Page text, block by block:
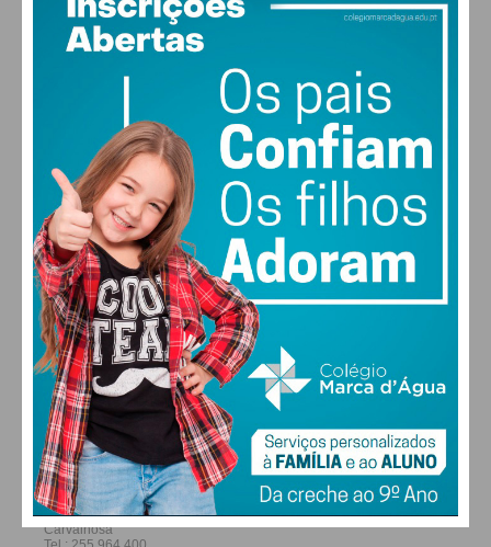
vento: 5m/s ONO
27°
DOM
30
SEG
30
TER
31
QUA
ALTERAR
FARMACIAS DE SERVIÇO EM PAÇOS DE
FERREIRA